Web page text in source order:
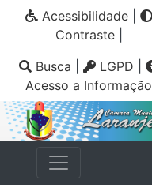
Acessibilidade|
Contraste|
Busca LGPD
Acesso a Informação